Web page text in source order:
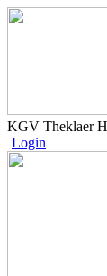
KGV Theklaer
Login